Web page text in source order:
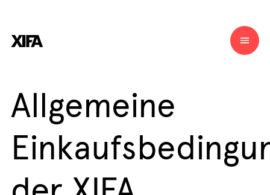
Allgemeine